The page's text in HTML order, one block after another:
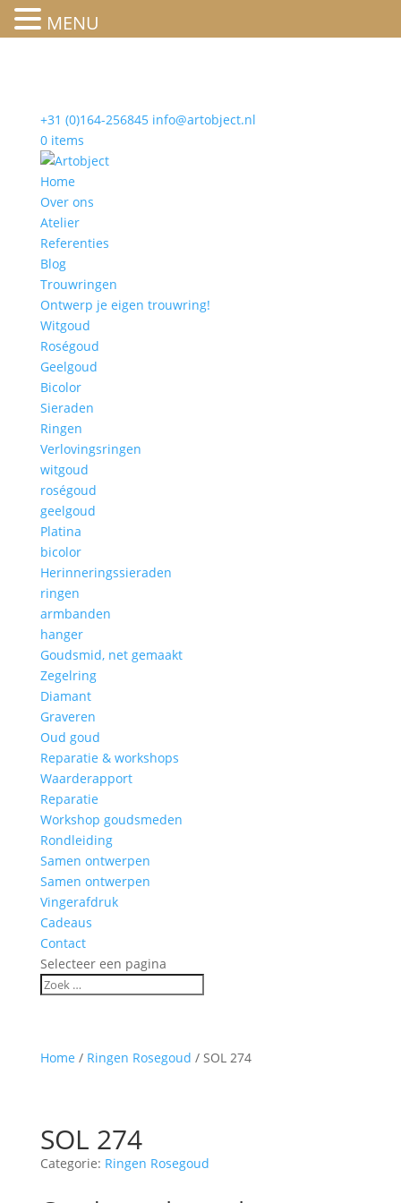
+31 (0)164-256845 info@artobject.nl
0 items
Home
Over ons
Atelier
Referenties
Blog
Trouwringen
Ontwerp je eigen trouwring!
Witgoud
Roségoud
Geelgoud
Bicolor
Sieraden
Ringen
Verlovingsringen
witgoud
roségoud
geelgoud
Platina
bicolor
Herinneringssieraden
ringen
armbanden
hanger
Goudsmid, net gemaakt
Zegelring
Diamant
Graveren
Oud goud
Reparatie & workshops
Waarderapport
Reparatie
Workshop goudsmeden
Rondleiding
Samen ontwerpen
Samen ontwerpen
Vingerafdruk
Cadeaus
Contact
Selecteer een pagina
Home / Ringen Rosegoud / SOL 274
SOL 274
Categorie: Ringen Rosegoud
MENU